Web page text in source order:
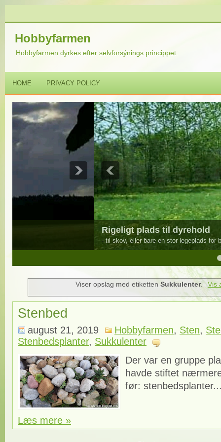
Hobbyfarmen
Hobbyfarmen dyrkes efter selvforsýnings princippet.
HOME PRIVACY POLICY
Rigeligt plads til dyrehold
- til skov, eller bare en stor legeplads for børn og voksne.
Viser opslag med etikettenSukkulenter. Vis
Stenbed
august 21, 2019 Hobbyfarmen, Sten,
Stenbedsplanter, Sukkulenter
Der var en gruppe
havde stiftet
før:
Læs mere »